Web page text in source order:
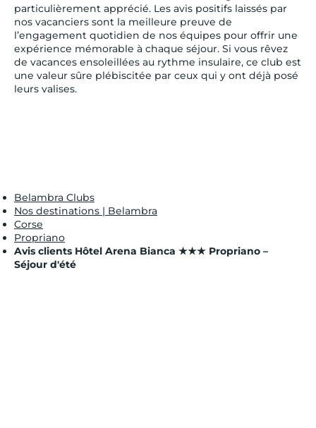
particulièrement apprécié. Les avis positifs laissés par
nos vacanciers sont la meilleure preuve de
l’engagement quotidien de nos équipes pour offrir une
expérience mémorable à chaque séjour. Si vous rêvez
de vacances ensoleillées au rythme insulaire, ce club est
une valeur sûre plébiscitée par ceux qui y ont déjà posé
leurs valises.
Belambra Clubs
Nos destinations | Belambra
Corse
Propriano
Avis clients Hôtel Arena Bianca ★★★ Propriano –
Séjour d'été